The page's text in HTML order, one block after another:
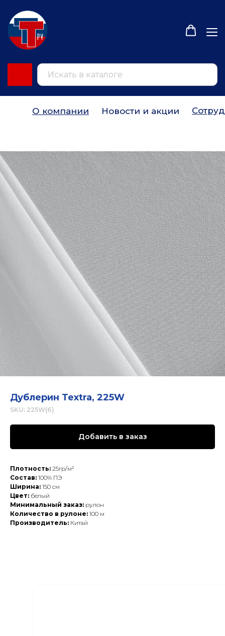
О компании Новости и акции
Дублерин Textra, 225W
SKU: 225W(б)
Добавить в заказ
Плотность: 25гр/м²
Состав: 100% ПЭ
Ширина: 150 см
Цвет: белый
Минимальный заказ: рулон
Количество в рулоне: 100 м
Производитель: Китай